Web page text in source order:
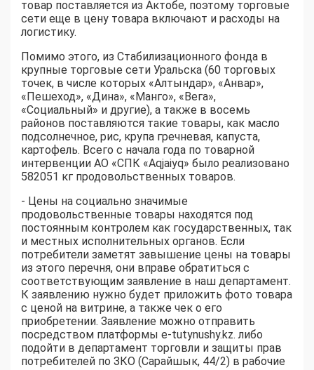
товар поставляется из Актобе, поэтому торговые
сети еще в цену товара включают и расходы на
логистику.
Помимо этого, из Стабилизационного фонда в
крупные торговые сети Уральска (60 торговых
точек, в числе которых «Алтындар», «Анвар»,
«Пешеход», «Дина», «Манго», «Вега»,
«Социальный» и другие), а также в восемь
районов поставляются такие товары, как масло
подсолнечное, рис, крупа гречневая, капуста,
картофель. Всего с начала года по товарной
интервенции АО «СПК «Aqjaiyq» было реализовано
582051 кг продовольственных товаров.
- Цены на социально значимые
продовольственные товары находятся под
постоянным контролем как государственных, так
и местных исполнительных органов. Если
потребители заметят завышение цены на товары
из этого перечня, они вправе обратиться с
соответствующим заявление в наш департамент.
К заявлению нужно будет приложить фото товара
с ценой на витрине, а также чек о его
приобретении. Заявление можно отправить
посредством платформы e-tutynushy.kz. либо
подойти в департамент торговли и защиты прав
потребителей по ЗКО (Сарайшык, 44/2) в рабочие